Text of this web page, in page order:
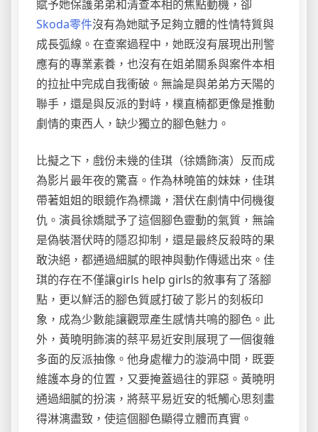
賦予她保護弟弟和清查本相的焦點動機，卻
Skoda零件沒有為她賦予足夠立體的性情特質與
成長弧線。在查案過程中，她既沒有展現出刑警
應有的專業素養，也沒有在姐弟關系與案件本相
的拉扯中完成自我衝破。無論是與弟弟方天陽的
聯手，還是與反派的對峙，樸直楠都更像是推動
劇情的東西人，缺少獨立的腳色魅力。
比擬之下，戲份未幾的佳琪（徐嬌飾演）反而成
為影片最年夜的驚喜。作為林曉笛的妹妹，佳琪
帶著姐姐的眼鏡作為標識，潛伏在劇情中伺機復
仇。演員徐嬌賦予了這個腳色靈動的氣質，無論
是偽裝潛伏時的隱忍抑制，還是最終反殺時的果
敢決絕，都通過細膩的眼神與動作傳遞出來。佳
琪的存在不僅讓girls help girls的敘事有了落腳
點，更以鮮活的腳色質感打破了影片的刻板印
象，成為少數能讓觀眾產生感情共鳴的腳色。此
外，黃曉明飾演的蔡平易近安則展現了一個復雜
多面的反派抽像。他身處權力的漩渦中間，既要
維護本身的位置，又要掩蓋過往的罪惡。黃曉明
通過細膩的扮演，將蔡平易近安的牴觸心思刻畫
得淋漓盡致，使這個腳色顯得立體而真實。